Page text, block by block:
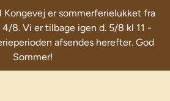
Kongevej er sommerferielukket fra
8. Vi er tilbage igen d. 5/8 kl 11 -
afsendes herefter. God
Sommer!